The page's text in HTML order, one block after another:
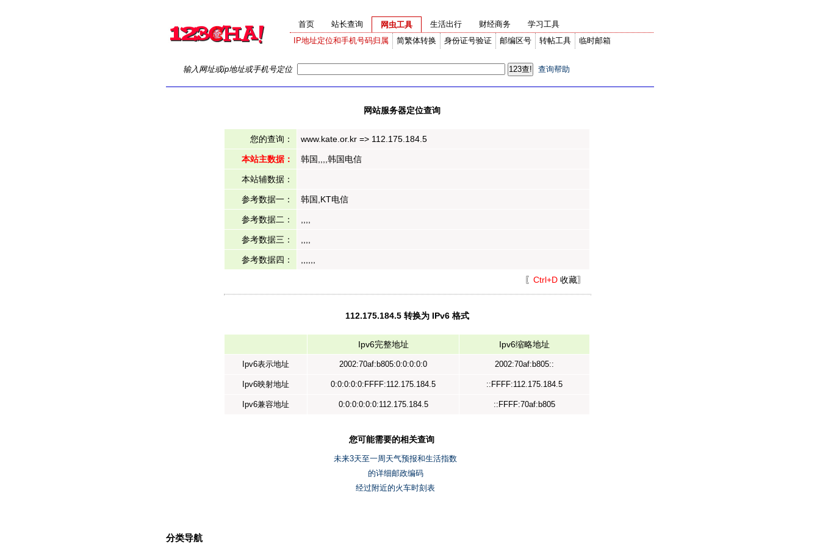
首页 站长查询
网虫工具
IP地址定位和手机号码归属
简繁体转换 身份证号验证 邮编区号 转帖工具 临时邮箱
生活出行 财经商务 学习工具
输入网址或ip地址或手机号定位 查询帮助
网站服务器定位查询
您的查询： www.kate.or.kr => 112.175.184.5
本站主数据： 韩国,,,,韩国电信
本站辅数据：
参考数据一： 韩国,KT电信
参考数据二：
参考数据三：
参考数据四：
〖 Ctrl+D 收藏〗
112.175.184.5 转换为 IPv6 格式
Ipv6完整地址 Ipv6缩略地址
Ipv6表示地址 2002:70af:b805:0:0:0:0:0 2002:70af:b805::
Ipv6映射地址 0:0:0:0:0:FFFF:112.175.184.5 ::FFFF:112.175.184.5
Ipv6兼容地址 0:0:0:0:0:0:112.175.184.5 ::FFFF:70af:b805
您可能需要的相关查询
未来3天至一周天气预报和生活指数
的详细邮政编码
经过附近的火车时刻表
分类导航